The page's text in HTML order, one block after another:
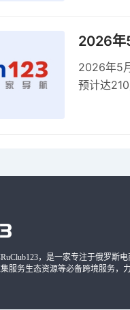
2026年
2026年5
预计达
，是一家专注于俄罗斯
服务生态资源等必备跨境服务，